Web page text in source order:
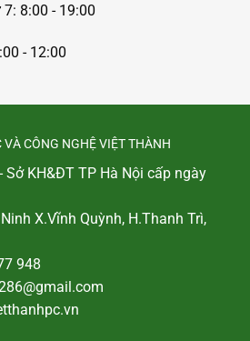
8:00 - 19:00
- 12:00
CÔNG NGHỆ VIỆT THÀNH
Sở KH&ĐT TP Hà Nội cấp ngày
X.Vĩnh Quỳnh, H.Thanh Trì,
948